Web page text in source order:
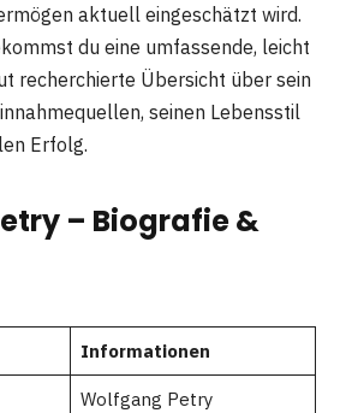
aktuell eingeschätzt wird.
du eine umfassende, leicht
recherchierte Übersicht über sein
seinen Lebensstil
Erfolg.
– Biografie &
Informationen
Wolfgang Petry